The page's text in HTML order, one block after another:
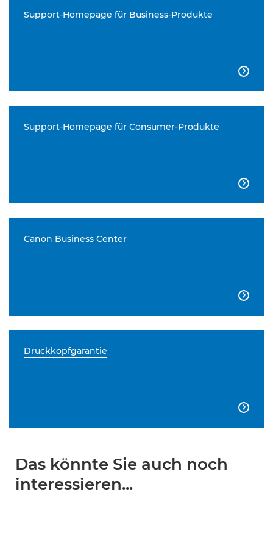
Support-Homepage für Business-Produkte

Support-Homepage für Consumer-Produkte

Canon Business Center

Druckkopfgarantie

Das könnte Sie auch noch
interessieren...